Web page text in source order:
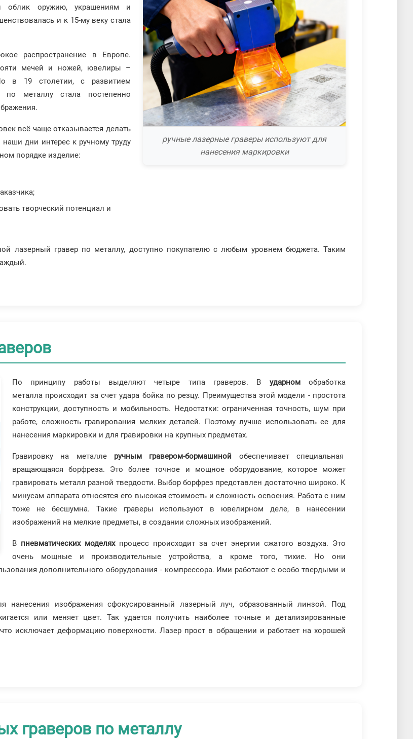
ручные лазерные граверы используют для
нанесения маркировки
облик оружию, украшениям и
и к 15-му веку стала
распространение в Европе.
мечей и ножей, ювелиры –
в 19 столетии, с развитием
по металлу стала постепенно
всё чаще отказывается делать
дни интерес к ручному труду
порядке изделие:
творческий потенциал и
лазерный гравер по металлу, доступно покупателю с любым уровнем бюджета. Таким
По принципу работы выделяют четыре типа граверов. В ударномобработка
металла происходит за счет удара бойка по резцу. Преимущества этой модели - простота
конструкции, доступность и мобильность. Недостатки: ограниченная точность, шум при
работе, сложность гравирования мелких деталей. Поэтому лучше использовать ее для
нанесения маркировки и для гравировки на крупных предметах.
Гравировку на металле ручным гравером-бормашиной обеспечивает специальная
вращающаяся борфреза. Это более точное и мощное оборудование, которое может
гравировать металл разной твердости. Выбор борфрез представлен достаточно широко. К
минусам аппарата относятся его высокая стоимость и сложность освоения. Работа с ним
тоже не бесшумна. Такие граверы используют в ювелирном деле, в нанесении
изображений на мелкие предметы, в создании сложных изображений.
В пневматических моделяхпроцесс происходит за счет энергии сжатого воздуха. Это
очень мощные и производительные устройства, а кроме того, тихие. Но они
дополнительного оборудования - компрессора. Ими работают с особо твердыми и
нанесения изображения сфокусированный лазерный луч, образованный линзой. Под
или меняет цвет. Так удается получить наиболее точные и детализированные
исключает деформацию поверхности. Лазер прост в обращении и работает на хорошей
граверов по металлу